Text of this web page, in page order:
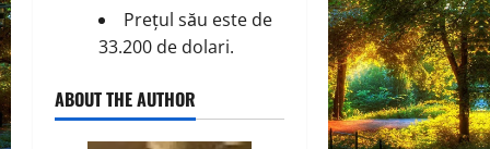
Prețul său este de
33.200 de dolari.
ABOUT THE AUTHOR